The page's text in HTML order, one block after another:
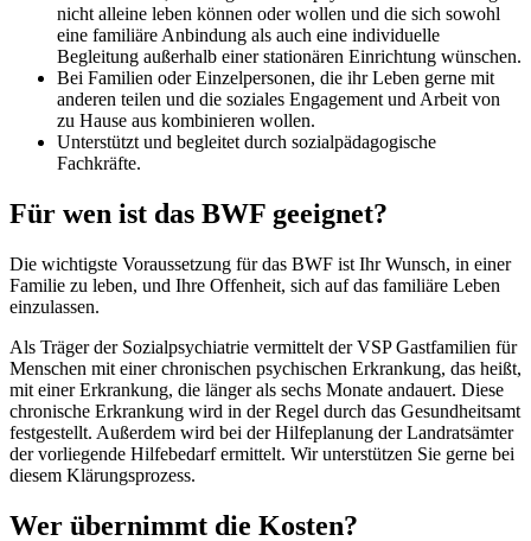
nicht alleine leben können oder wollen und die sich sowohl
eine familiäre Anbindung als auch eine individuelle
Begleitung außerhalb einer stationären Einrichtung wünschen.
Bei Familien oder Einzelpersonen, die ihr Leben gerne mit
anderen teilen und die soziales Engagement und Arbeit von
zu Hause aus kombinieren wollen.
Unterstützt und begleitet durch sozialpädagogische
Fachkräfte.
Für wen ist das BWF geeignet?
Die wichtigste Voraussetzung für das BWF ist Ihr Wunsch, in einer
Familie zu leben, und Ihre Offenheit, sich auf das familiäre Leben
einzulassen.
Als Träger der Sozialpsychiatrie vermittelt der VSP Gastfamilien für
Menschen mit einer chronischen psychischen Erkrankung, das heißt,
mit einer Erkrankung, die länger als sechs Monate andauert. Diese
chronische Erkrankung wird in der Regel durch das Gesundheitsamt
festgestellt. Außerdem wird bei der Hilfeplanung der Landratsämter
der vorliegende Hilfebedarf ermittelt. Wir unterstützen Sie gerne bei
diesem Klärungsprozess.
Wer übernimmt die Kosten?